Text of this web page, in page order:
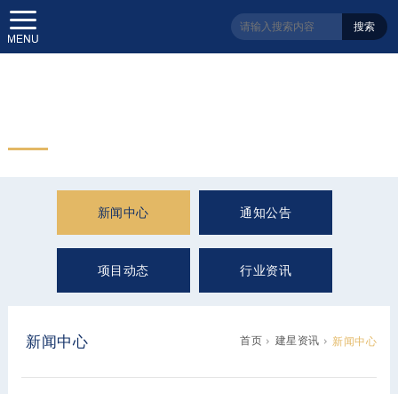
搜索
新闻中心 通知公告
项目动态 行业资讯
新闻中心 首页 建星资讯 新闻中心